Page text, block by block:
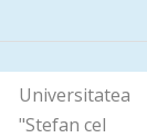
Denumire
beneficiar
Universitatea
"Stefan cel